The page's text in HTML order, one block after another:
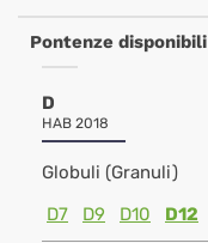
Pontenze disponibili
D
HAB 2018
Globuli (Granuli)
D7
D9 D10 D12